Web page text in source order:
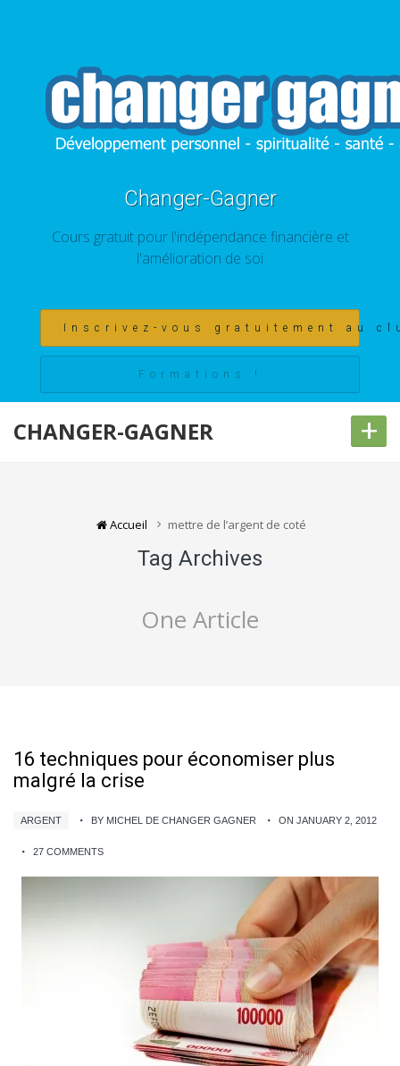
Changer-Gagner
Cours gratuit pour l'indépendance financière et
l'amélioration de soi
Inscrivez-vous gratuitement au
Formations !
CHANGER-GAGNER +
Accueil mettre de l’argent de coté
Tag Archives
One Article
16 techniques pour économiser plus
malgré la crise
ARGENT BY MICHEL DE CHANGER GAGNER ON JANUARY 2, 2012
27 COMMENTS